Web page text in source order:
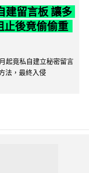
建留言板 讓多
止後竟偷偷重
起竟私自建立秘密留言
法，最終入侵